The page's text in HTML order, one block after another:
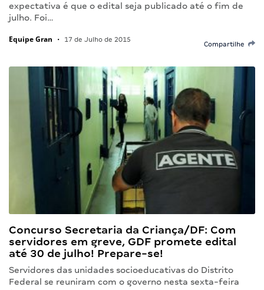
expectativa é que o edital seja publicado até o fim de
julho. Foi…
Equipe Gran • 17 de Julho de 2015
Compartilhe
Concurso Secretaria da Criança/DF: Com
servidores em greve, GDF promete edital
até 30 de julho! Prepare-se!
Servidores das unidades socioeducativas do Distrito
Federal se reuniram com o governo nesta sexta-feira